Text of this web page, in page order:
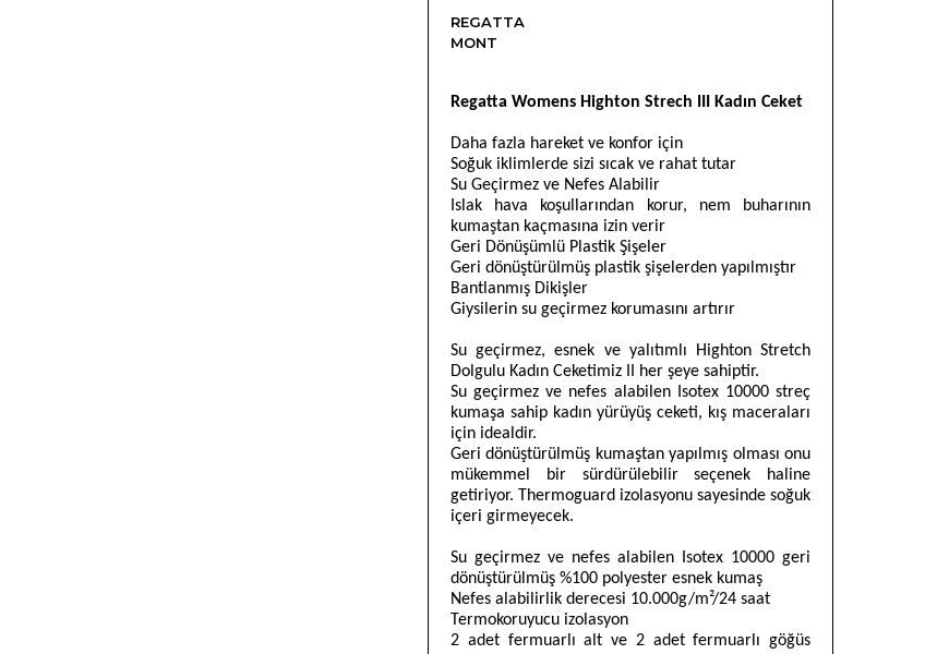
REGATTA
MONT
Regatta Womens Highton Strech III Kadın Ceket
Daha fazla hareket ve konfor için
Soğuk iklimlerde sizi sıcak ve rahat tutar
Su Geçirmez ve Nefes Alabilir
Islak hava koşullarından korur, nem buharının
kumaştan kaçmasına izin verir
Geri Dönüşümlü Plastik Şişeler
Geri dönüştürülmüş plastik şişelerden yapılmıştır
Bantlanmış Dikişler
Giysilerin su geçirmez korumasını artırır
Su geçirmez, esnek ve yalıtımlı Highton Stretch
Dolgulu Kadın Ceketimiz II her şeye sahiptir.
Su geçirmez ve nefes alabilen Isotex 10000 streç
kumaşa sahip kadın yürüyüş ceketi, kış maceraları
için idealdir.
Geri dönüştürülmüş kumaştan yapılmış olması onu
mükemmel bir sürdürülebilir seçenek haline
getiriyor. Thermoguard izolasyonu sayesinde soğuk
içeri girmeyecek.
Su geçirmez ve nefes alabilen Isotex 10000 geri
dönüştürülmüş %100 polyester esnek kumaş
Nefes alabilirlik derecesi 10.000g/m²/24 saat
Termokoruyucu izolasyon
2 adet fermuarlı alt ve 2 adet fermuarlı göğüs